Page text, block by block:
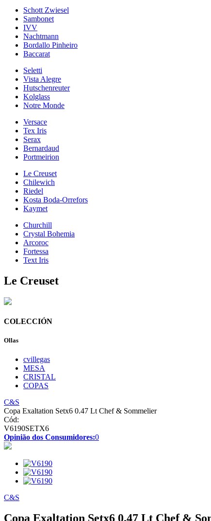
Schott Zwiesel
Sambonet
IVV
Nachtmann
Bordallo Pinheiro
Baccarat
Seletti
Vista Alegre
Hutschenreuter
Kolglass
Notre Monde
Versace
Tex Iris
Serax
Bernardaud
Portmeirion
Le Creuset
Chilewich
Riedel
Kosta Boda-Orrefors
Kaymet
Churchill
Crystal Bohemia
Arcoroc
Fortessa
Text Iris
Le Creuset
COLECCIÓN
Ollas
cvillegas
MESA
CRISTAL
COPAS
C&S
Copa Exaltation Setx6 0.47 Lt Chef & Sommelier
Cód:
V6190SETX6
Opinião dos Consumidores:0
C&S
Copa Exaltation Setx6 0.47 Lt Chef &